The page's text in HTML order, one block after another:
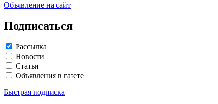
Объявление на сайт
Подписаться
Рассылка
Новости
Статьи
Объявления в газете
Быстрая подписка